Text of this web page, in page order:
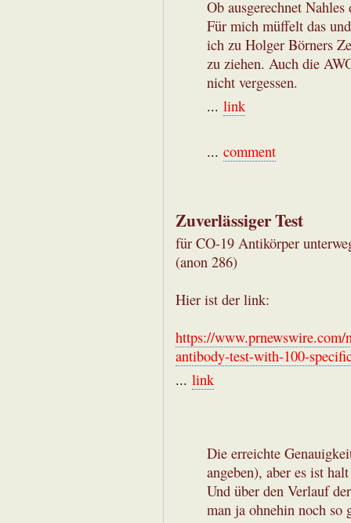
Ob ausgerechnet
Für mich müffelt das
ich zu Holger Börners
zu ziehen. Auch die
nicht vergessen.
... link
... comment
Zuverlässiger Test
für CO-19 Antikörper
(anon 286)
Hier ist der link:
https://www.prnewswire.com/
antibody-test-with-100-
... link
Die erreichte
angeben), aber es ist
Und über den Verlauf
man ja ohnehin noch so